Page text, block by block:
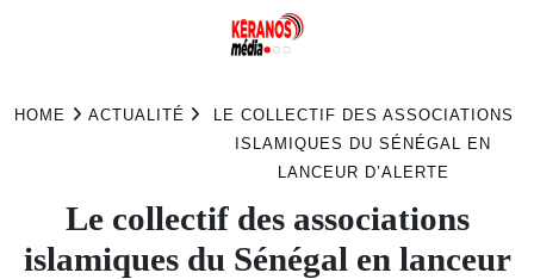
HOME ACTUALITÉ
LE COLLECTIF DES ASSOCIATIONS
ISLAMIQUES DU SÉNÉGAL EN
LANCEUR D’ALERTE
Le collectif des associations
islamiques du Sénégal en lanceur